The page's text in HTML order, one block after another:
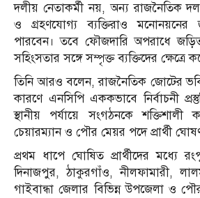
দলীয় নেতাকর্মী নয়, অন্য রাজনৈতিক
ও গ্রহণযোগ্য ব্যক্তিরাও
পারবেন। তবে ফৌজদারি অপরাধে
সহিংসতার সঙ্গে সম্পৃক্ত ব্যক্তিদের ক্ষেত্রে
তিনি আরও বলেন, রাজনৈতিক জোটের
কারণে এনসিপি এককভাবে নির্বাচনী
স্থানীয় পর্যায়ে সংগঠনকে শক্তিশালী
চেয়ারম্যান ও পৌর মেয়র পদে প্রার্থী
প্রথম ধাপে ঘোষিত প্রার্থীদের মধ্যে
দিনাজপুর, ঠাকুরগাঁও, নীলফামারী,
গাইবান্ধা জেলার বিভিন্ন উপজেলা ও